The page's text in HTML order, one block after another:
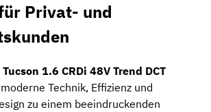
Privat- und
1.6 CRDi 48V Trend DCT
Technik, Effizienz und
zu einem beeindruckenden